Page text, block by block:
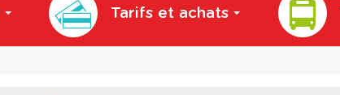
Tarifs et achats